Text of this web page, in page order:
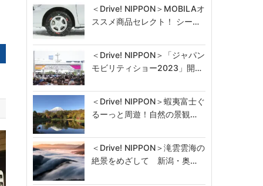
＜Drive! NIPPON＞MOBILAオ
ススメ商品セレクト！ シー…
＜Drive! NIPPON＞「ジャパン
モビリティショー2023」開…
＜Drive! NIPPON＞蝦夷富士ぐ
るーっと周遊！自然の景観…
＜Drive! NIPPON＞滝雲雲海の
絶景をめざして 新潟・奥…